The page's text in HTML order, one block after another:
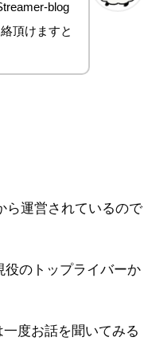
blog
頂けますと
ら運営されているので
役のトップライバーか
度お話を聞いてみる